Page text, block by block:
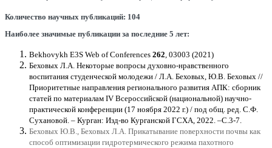
Количество научных публикаций: 104
Наиболее значимые публикации за последние 5 лет:
Bekhovykh E3S Web of Conferences 262, 03003 (2021)
Беховых Л.А. Некоторые вопросы духовно-нравственного
воспитания студенческой молодежи / Л.А. Беховых, Ю.В. Беховых //
Приоритетные направления регионального развития АПК: сборник
статей по материалам IV Всероссийской (национальной) научно-
практической конференции (17 ноября 2022 г.) / под общ. ред. С.Ф.
Сухановой. – Курган: Изд-во Курганской ГСХА, 2022. –С.3-7.
Беховых Ю.В., Беховых Л.А. Прикатывание поверхности почвы как
способ оптимизации гидротермического режима пахотного